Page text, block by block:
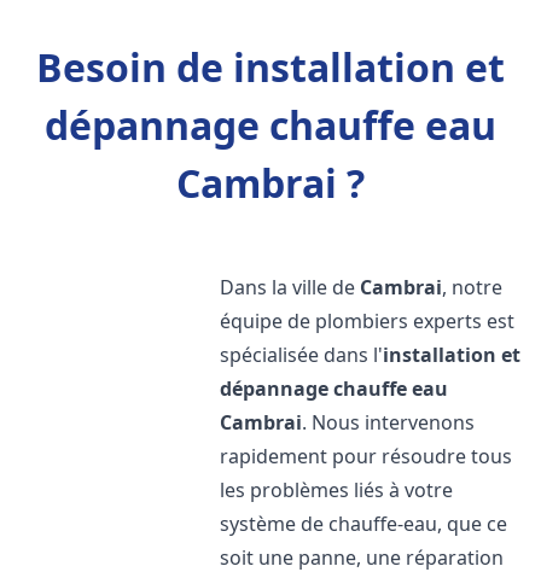
Besoin de installation et
dépannage chauffe eau
Cambrai ?
Dans la ville de Cambrai, notre
équipe de plombiers experts est
spécialisée dans l'installation et
dépannage chauffe eau
Cambrai. Nous intervenons
rapidement pour résoudre tous
les problèmes liés à votre
système de chauffe-eau, que ce
soit une panne, une réparation